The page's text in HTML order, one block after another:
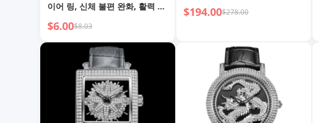
이어 링, 신체 불편 완화, 활력 증
진 남성 건강 데일리 휴대용 관리
$6.00$8.03
$194.00$278.00